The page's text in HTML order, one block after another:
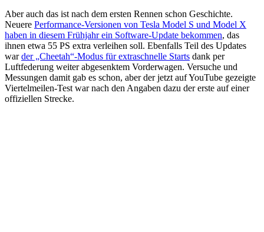
Aber auch das ist nach dem ersten Rennen schon Geschichte.
Neuere Performance-Versionen von Tesla Model S und Model X
haben in diesem Frühjahr ein Software-Update bekommen, das
ihnen etwa 55 PS extra verleihen soll. Ebenfalls Teil des Updates
warder „Cheetah“-Modus für extraschnelle Starts dank per
Luftfederung weiter abgesenktem Vorderwagen. Versuche und
Messungen damit gab es schon, aber der jetzt auf YouTube gezeigte
Viertelmeilen-Test war nach den Angaben dazu der erste auf einer
offiziellen Strecke.